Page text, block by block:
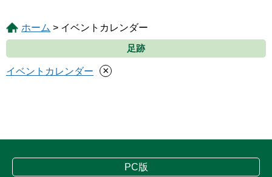
ホーム > イベントカレンダー
足跡
イベントカレンダー ×
PC版